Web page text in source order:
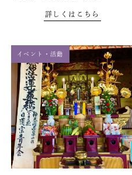
詳しくはこちら
イベント・活動